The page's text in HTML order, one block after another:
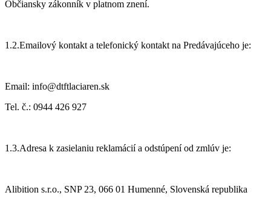
Občiansky zákonník v platnom znení.
1.2.Emailový kontakt a telefonický kontakt na Predávajúceho je:
Email: info@dtftlaciaren.sk
Tel. č.: 0944 426 927
1.3.Adresa k zasielaniu reklamácií a odstúpení od zmlúv je:
Alibition s.r.o., SNP 23, 066 01 Humenné, Slovenská republika